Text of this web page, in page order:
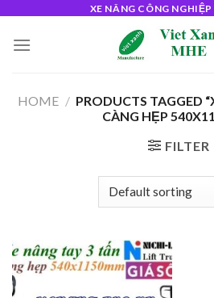
content
XE NÂNG CÔNG
HOME / PRODUCTS TAGGED
CÀNG HẸP
FILTER